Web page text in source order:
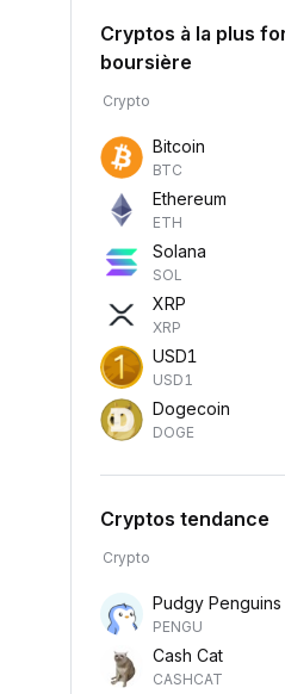
Cryptos à la plus
boursière
Crypto
Bitcoin
BTC
Ethereum
ETH
Solana
SOL
XRP
XRP
USD1
USD1
Dogecoin
DOGE
Cryptos tendance
Crypto
Pudgy Penguins
PENGU
Cash Cat
CASHCAT